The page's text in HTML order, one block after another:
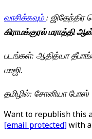
வாசிக்கவும் : ஜிதேந்திர
கிராமக்குரல் மராத்தி
படங்கள்: ஆதித்யா
மாஜி.
தமிழில்: சோனியா போஸ்
Want to republish this
[email protected]with